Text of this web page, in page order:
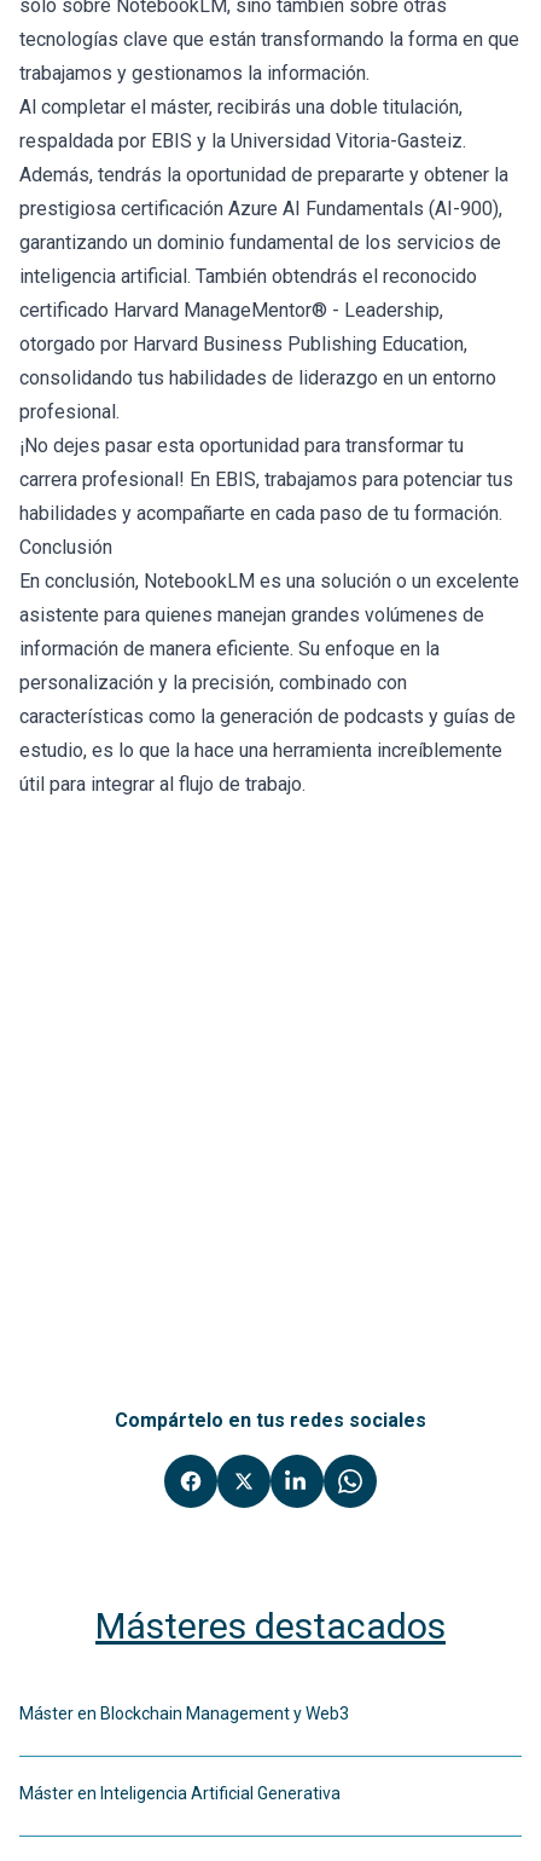
solo sobre NotebookLM, sino también sobre otras
tecnologías clave que están transformando la forma en que
trabajamos y gestionamos la información.
Al completar el máster, recibirás una doble titulación,
respaldada por EBIS y la Universidad Vitoria-Gasteiz.
Además, tendrás la oportunidad de prepararte y obtener la
prestigiosa certificación Azure AI Fundamentals (AI-900),
garantizando un dominio fundamental de los servicios de
inteligencia artificial. También obtendrás el reconocido
certificado Harvard ManageMentor® - Leadership,
otorgado por Harvard Business Publishing Education,
consolidando tus habilidades de liderazgo en un entorno
profesional.
¡No dejes pasar esta oportunidad para transformar tu
carrera profesional! En EBIS, trabajamos para potenciar tus
habilidades y acompañarte en cada paso de tu formación.
Conclusión
En conclusión, NotebookLM es una solución o un excelente
asistente para quienes manejan grandes volúmenes de
información de manera eficiente. Su enfoque en la
personalización y la precisión, combinado con
características como la generación de podcasts y guías de
estudio, es lo que la hace una herramienta increíblemente
útil para integrar al flujo de trabajo.
Compártelo en tus redes sociales
Másteres destacados
Máster en Blockchain Management y Web3
Máster en Inteligencia Artificial Generativa